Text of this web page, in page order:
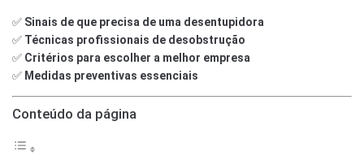
✅ Sinais de que precisa de uma desentupidora
✅ Técnicas profissionais de desobstrução
✅ Critérios para escolher a melhor empresa
✅ Medidas preventivas essenciais
Conteúdo da página